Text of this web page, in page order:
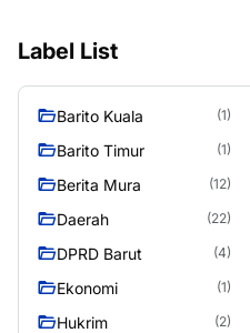
Label List
Barito Kuala (1)
Barito Timur (1)
Berita Mura (12)
Daerah (22)
DPRD Barut (4)
Ekonomi (1)
Hukrim (2)